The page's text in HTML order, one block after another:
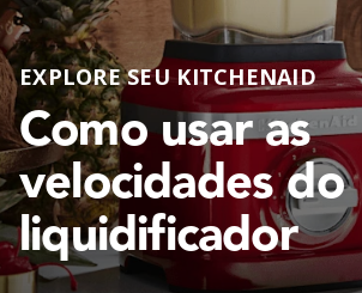
EXPLORE SEU KITCHENAID
Como usar as
velocidades do
liquidificador